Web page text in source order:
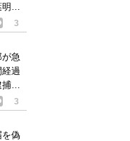
か
3
急
過
、
3
を偽